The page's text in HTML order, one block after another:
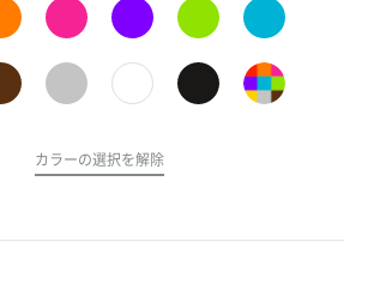
カラーの選択を解除